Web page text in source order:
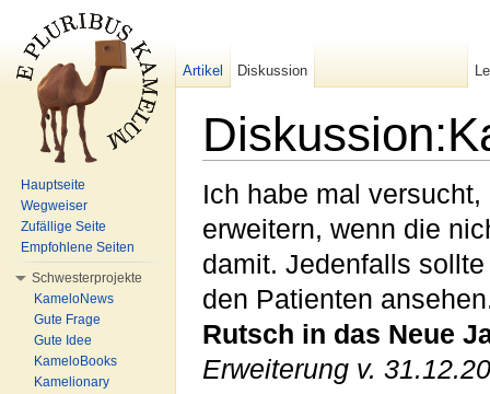
Ich habe mal
erweitern, wenn die
damit. Jedenfalls
den Patienten
Rutsch in das Neue
Erweiterung v.
Artikel Diskussion
Hauptseite
Wegweiser
Zufällige Seite
Empfohlene Seiten
Schwesterprojekte
KameloNews
Gute Frage
Gute Idee
KameloBooks
Kamelionary